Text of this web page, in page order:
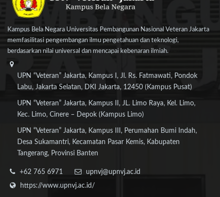
Kampus Bela Negara Universitas Pembangunan Nasional Veteran Jakarta
memfasilitasi pengembangan ilmu pengetahuan dan teknologi,
berdasarkan nilai universal dan mencapai kebenaran ilmiah.
UPN “Veteran” Jakarta, Kampus I, Jl. Rs. Fatmawati, Pondok
Labu, Jakarta Selatan, DKI Jakarta, 12450 (Kampus Pusat)
UPN “Veteran” Jakarta, Kampus II, JL. Limo Raya, Kel. Limo,
Kec. Limo, Cinere – Depok (Kampus Limo)
UPN “Veteran” Jakarta, Kampus III, Perumahan Bumi Indah,
Desa Sukamantri, Kecamatan Pasar Kemis, Kabupaten
Tangerang, Provinsi Banten
+62 765 6971
upnvj@upnvj.ac.id
https://www.upnvj.ac.id/